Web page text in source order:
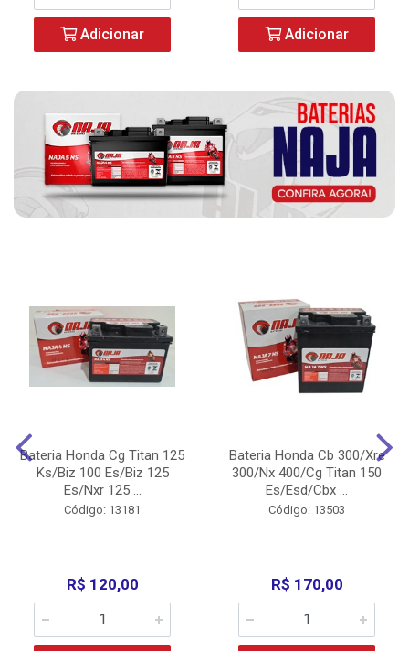
Adicionar Adicionar
Bateria Honda Cg Titan 125
Ks/Biz 100 Es/Biz 125
Es/Nxr 125 ...
Código: 13181
R$ 120,00
Bateria Honda Cb 300/Xre
300/Nx 400/Cg Titan 150
Es/Esd/Cbx ...
Código: 13503
R$ 170,00